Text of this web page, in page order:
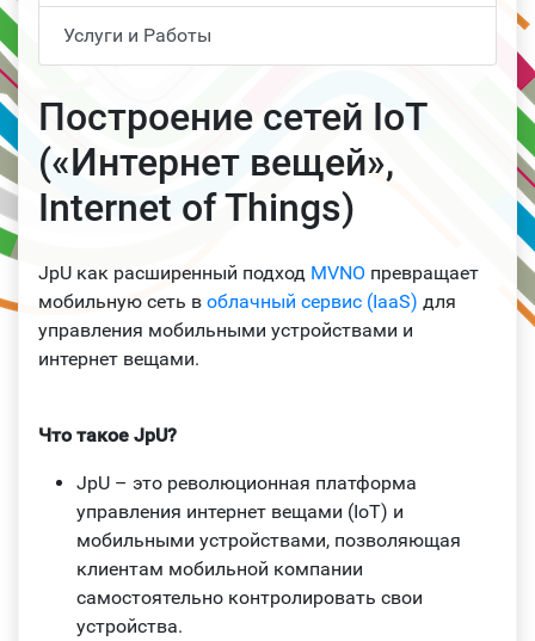
Услуги и Работы
Построение сетей IoT
(«Интернет вещей»,
Internet of Things)
JpU как расширенный подход MVNO превращает
мобильную сеть в облачный сервис (IaaS) для
управления мобильными устройствами и
интернет вещами.
Что такое JpU?
JpU – это революционная платформа
управления интернет вещами (IoT) и
мобильными устройствами, позволяющая
клиентам мобильной компании
самостоятельно контролировать свои
устройства.